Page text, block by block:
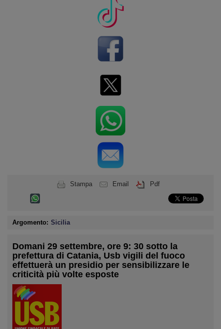
Stampa Email Pdf
Argomento: Sicilia
Domani 29 settembre, ore 9: 30 sotto la
prefettura di Catania, Usb vigili del fuoco
effettuerà un presidio per sensibilizzare le
criticità più volte esposte